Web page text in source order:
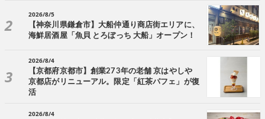
2026/8/5
【神奈川県鎌倉市】大船仲通り商店街エリアに、
海鮮居酒屋「魚貝 とろぼっち 大船」オープン！
2026/8/4
【京都府京都市】創業273年の老舗 京はやしや
京都店がリニューアル。限定「紅茶パフェ」が復
活
2026/8/4